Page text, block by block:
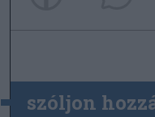
szóljon